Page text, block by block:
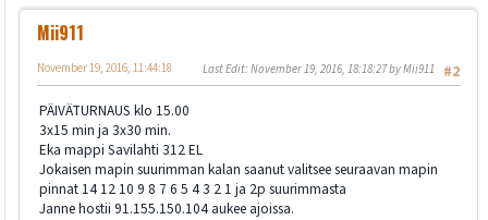
Mii911
#2
November 19, 2016, 11:44:18 Last Edit: November 19, 2016, 18:18:27 by Mii911
PÄIVÄTURNAUS klo 15.00
3x15 min ja 3x30 min.
Eka mappi Savilahti 312 EL
Jokaisen mapin suurimman kalan saanut valitsee seuraavan mapin
pinnat 14 12 10 9 8 7 6 5 4 3 2 1 ja 2p suurimmasta
Janne hostii 91.155.150.104 aukee ajoissa.